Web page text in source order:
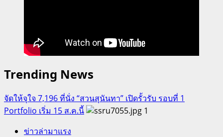
Trending News
จัดให้จุใจ 7,196 ที่นั่ง “สวนสุนันทา” เปิดรั้วรับ รอบที่ 1
Portfolio เริ่ม 15 ส.ค.นี้
1
ข่าวล่ามาแรง